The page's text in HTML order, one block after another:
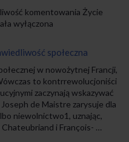
komentowania Życie
wyłączona
społeczna
w nowożytnej Francji,
to kontrrewolucjoniści
zaczynają wskazywać
de Maistre zarysuje dla
niewolnictwo1, uznając,
i François- …